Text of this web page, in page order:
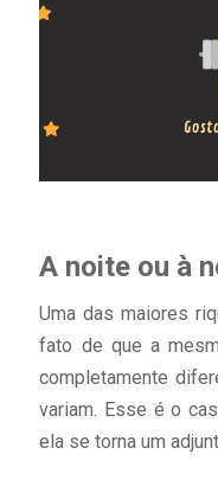
A noite ou à
Uma das maiores
fato de que a
completamente
variam. Esse é o
ela se torna um